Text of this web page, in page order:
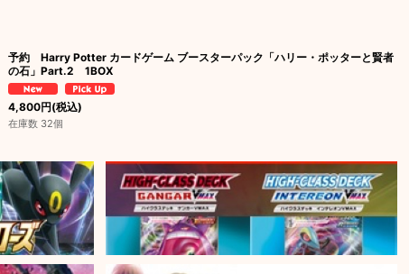
予約 Harry Potter カードゲーム ブースターパック「ハリー・ポッターと賢者
の石」Part.2 1BOX
4,800円(税込)
在庫数 32個